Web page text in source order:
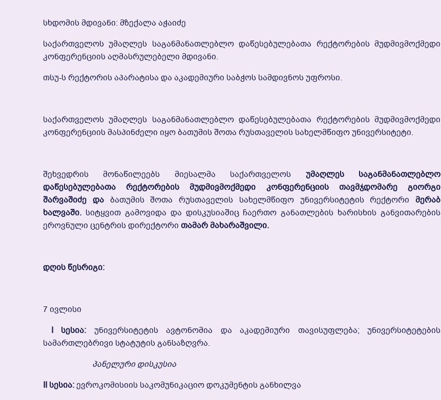
Სხდომის Მდივანი: Მზექალა Აჭაიძე
Საქართველოს Უმაღლეს Საგანმანათლებლო Დაწესებულებათა Რექტორების Მუდმივმოქმედი
Კონფერენციის Აღმასრულებელი Მდივანი.
Თსუ-Ს Რექტორის Აპარატისა Და Აკადემიური Საბჭოს Სამდივნოს Უფროსი.
Საქართველოს Უმაღლეს Საგანმანათლებლო Დაწესებულებათა Რექტორების Მუდმივმოქმედი
Კონფერენციის Მასპინძელი Იყო Ბათუმის Შოთა Რუსთაველის Სახელმწიფო Უნივერსიტეტი.
Შეხვედრის Მონაწილეებს Მიესალმა Საქართველოს Უმაღლეს Საგანმანათლებლო
Დაწესებულებათა Რექტორების Მუდმივმოქმედი Კონფერენციის Თავმჯდომარე Გიორგი
Შარვაშიძე Და Ბათუმის Შოთა Რუსთაველის Სახელმწიფო Უნივერსიტეტის Რექტორი Მერაბ
Ხალვაში. Სიტყვით Გამოვიდა Და Დისკუსიაშიც Ჩაერთო Განათლების Ხარისხის Განვითარების
Ეროვნული Ცენტრის Დირექტორი Თამარ Მახარაშვილი.
Დღის Წესრიგი:
7 Ივლისი
I Სესია: Უნივერსიტეტის Ავტონომია Და Აკადემიური Თავისუფლება; Უნივერსიტეტების
Სამართლებრივი Სტატუტის Განსაზღვრა.
Პანელური Დისკუსია
II Სესია:Ევროკომისიის Საკომუნიკაციო Დოკუმენტის Განხილვა